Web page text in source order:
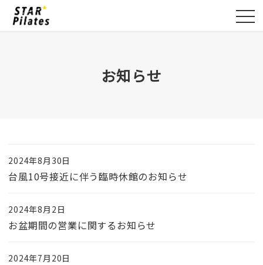
お知らせ
台風10号接近に伴う臨時休館のお知らせ
2024年8月30日
お盆期間の営業に関するお知らせ
2024年8月2日
2024年7月20日